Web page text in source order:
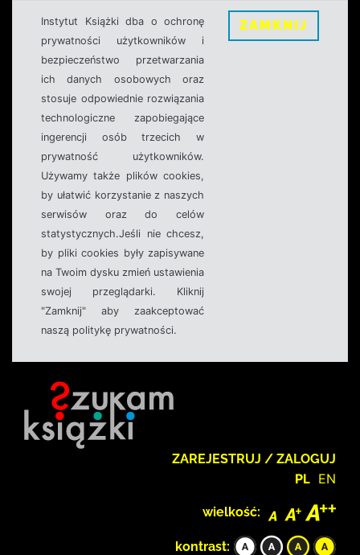
Instytut Książki dba o ochronę
prywatności użytkowników i
bezpieczeństwo przetwarzania
ich danych osobowych oraz
stosuje odpowiednie rozwiązania
technologiczne zapobiegające
ingerencji osób trzecich w
prywatność użytkowników.
Używamy także plików cookies,
by ułatwić korzystanie z naszych
serwisów oraz do celów
statystycznych.Jeśli nie chcesz,
by pliki cookies były zapisywane
na Twoim dysku zmień ustawienia
swojej przeglądarki. Kliknij
"Zamknij" aby zaakceptować
naszą politykę prywatności.
ZAMKNIJ
ZAREJESTRUJ / ZALOGUJ
PL EN
wielkość:
kontrast: